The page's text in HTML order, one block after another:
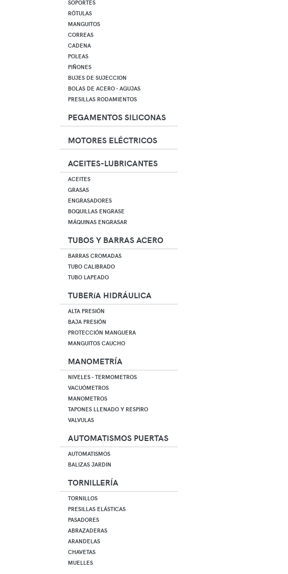
SOPORTES
RÓTULAS
MANGUITOS
CORREAS
CADENA
POLEAS
PIÑONES
BUJES DE SUJECCION
BOLAS DE ACERO - AGUJAS
PRESILLAS RODAMIENTOS
PEGAMENTOS SILICONAS
MOTORES ELÉCTRICOS
ACEITES-LUBRICANTES
ACEITES
GRASAS
ENGRASADORES
BOQUILLAS ENGRASE
MÁQUINAS ENGRASAR
TUBOS Y BARRAS ACERO
BARRAS CROMADAS
TUBO CALIBRADO
TUBO LAPEADO
TUBERíA HIDRÁULICA
ALTA PRESIÓN
BAJA PRESIÓN
PROTECCIÓN MANGUERA
MANGUITOS CAUCHO
MANOMETRÍA
NIVELES - TERMOMETROS
VACUÓMETROS
MANOMETROS
TAPONES LLENADO Y RESPIRO
VALVULAS
AUTOMATISMOS PUERTAS
AUTOMATISMOS
BALIZAS JARDIN
TORNILLERÍA
TORNILLOS
PRESILLAS ELÁSTICAS
PASADORES
ABRAZADERAS
ARANDELAS
CHAVETAS
MUELLES